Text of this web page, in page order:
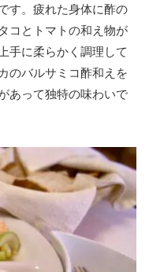
す。疲れた身体に酢の
コとトマトの和え物が
手に柔らかく調理して
のバルサミコ酢和えを
あって独特の味わいで